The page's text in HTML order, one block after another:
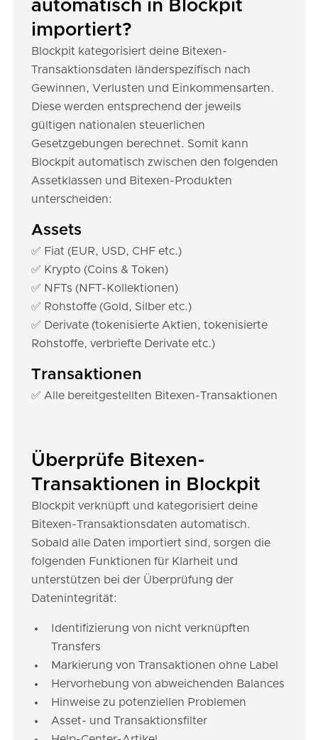
automatisch in Blockpit
importiert?
Blockpit kategorisiert deine Bitexen-
Transaktionsdaten länderspezifisch nach
Gewinnen, Verlusten und Einkommensarten.
Diese werden entsprechend der jeweils
gültigen nationalen steuerlichen
Gesetzgebungen berechnet. Somit kann
Blockpit automatisch zwischen den folgenden
Assetklassen und Bitexen-Produkten
unterscheiden:
Assets
✅ Fiat (EUR, USD, CHF etc.)
✅ Krypto (Coins & Token)
✅ NFTs (NFT-Kollektionen)
✅ Rohstoffe (Gold, Silber etc.)
✅ Derivate (tokenisierte Aktien, tokenisierte
Rohstoffe, verbriefte Derivate etc.)
Transaktionen
✅ Alle bereitgestellten Bitexen-Transaktionen
Überprüfe Bitexen-
Transaktionen in Blockpit
Blockpit verknüpft und kategorisiert deine
Bitexen-Transaktionsdaten automatisch.
Sobald alle Daten importiert sind, sorgen die
folgenden Funktionen für Klarheit und
unterstützen bei der Überprüfung der
Datenintegrität:
Identifizierung von nicht verknüpften
Transfers
Markierung von Transaktionen ohne Label
Hervorhebung von abweichenden Balances
Hinweise zu potenziellen Problemen
Asset- und Transaktionsfilter